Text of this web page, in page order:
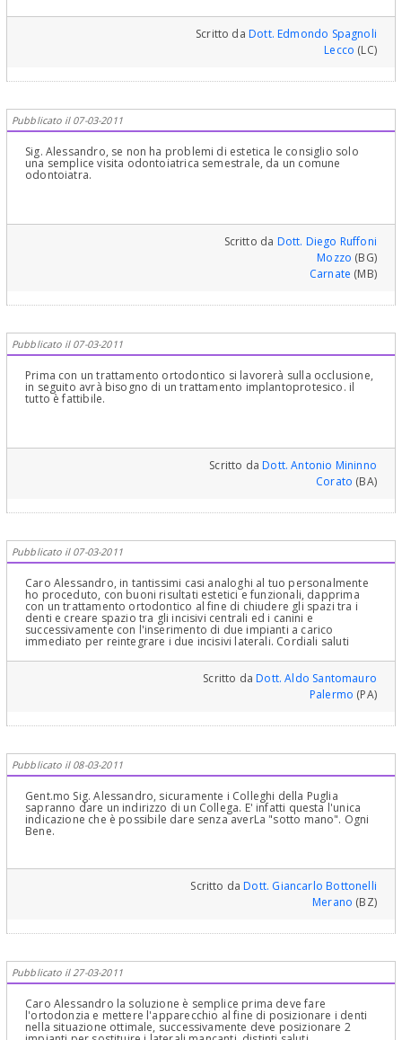
Scritto daDott. Edmondo Spagnoli
Lecco (LC)
Pubblicato il 07-03-2011
Sig. Alessandro, se non ha problemi di estetica le consiglio solo
una semplice visita odontoiatrica semestrale, da un comune
odontoiatra.
Scritto da Dott. Diego Ruffoni
Mozzo (BG)
Carnate (MB)
Pubblicato il 07-03-2011
Prima con un trattamento ortodontico si lavorerà sulla occlusione,
in seguito avrà bisogno di un trattamento implantoprotesico. il
tutto è fattibile.
Scritto daDott. Antonio Mininno
Corato (BA)
Pubblicato il 07-03-2011
Caro Alessandro, in tantissimi casi analoghi al tuo personalmente
ho proceduto, con buoni risultati estetici e funzionali, dapprima
con un trattamento ortodontico al fine di chiudere gli spazi tra i
denti e creare spazio tra gli incisivi centrali ed i canini e
successivamente con l'inserimento di due impianti a carico
immediato per reintegrare i due incisivi laterali. Cordiali saluti
Scritto daDott. Aldo Santomauro
Palermo (PA)
Pubblicato il 08-03-2011
Gent.mo Sig. Alessandro, sicuramente i Colleghi della Puglia
sapranno dare un indirizzo di un Collega. E' infatti questa l'unica
indicazione che è possibile dare senza averLa "sotto mano". Ogni
Bene.
Scritto daDott. Giancarlo Bottonelli
Merano (BZ)
Pubblicato il 27-03-2011
Caro Alessandro la soluzione è semplice prima deve fare
l'ortodonzia e mettere l'apparecchio al fine di posizionare i denti
nella situazione ottimale, successivamente deve posizionare 2